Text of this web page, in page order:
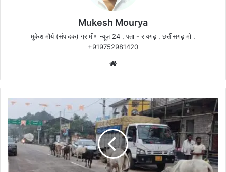
Mukesh Mourya
मुकेश मौर्य (संपादक) ग्रामीण न्यूज़ 24 , पता - रायगढ़ , छत्तीसगढ़ मो .
+919752981420
जनता
मांग,
आवारा
पशुओं
और